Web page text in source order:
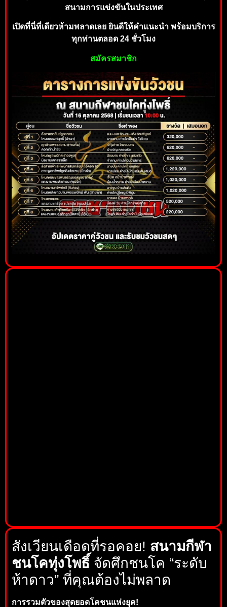
สนามการแข่งขันในประเทศ
เปิดที่นี่ที่เดียวห้ามพลาดเลย ยินดีให้คำแนะนำ พร้อมบริการ
ทุกท่านตลอด 24 ชั่วโมง
สมัครสมาชิก
สังเวียนเดือดที่รอคอย! สนามกีฬา
ชนโคทุ่งโพธิ์ จัดศึกชนโค “ระดับ
ห้าดาว” ที่คุณต้องไม่พลาด
การรวมตัวของสุดยอดโคชนแห่งยุค!